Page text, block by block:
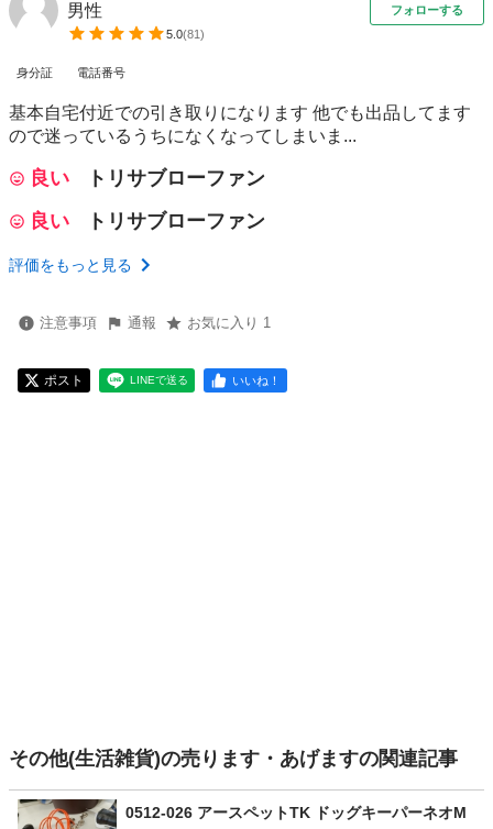
男性
5.0(81)
フォローする
身分証 電話番号
基本自宅付近での引き取りになります 他でも出品してます
ので迷っているうちになくなってしまいま...
良い
トリサブローファン
良い
トリサブローファン
評価をもっと見る
注意事項 通報 お気に入り 1
ポスト LINEで送る いいね！
その他(生活雑貨)の売ります・あげますの関連記事
0512-026 アースペットTK ドッグキーパーネオM